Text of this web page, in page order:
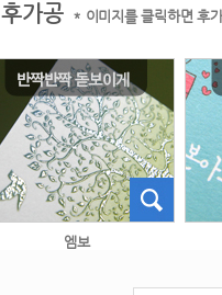
후가공 * 이미지를 클릭하면 후
엠보